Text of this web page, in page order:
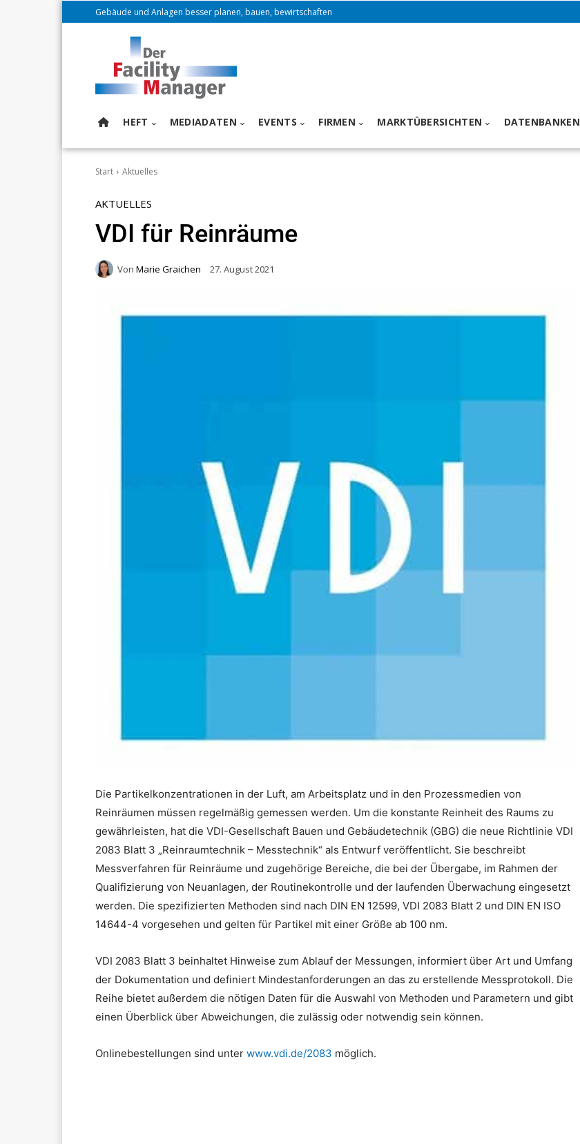
Gebäude und Anlagen besser planen, bauen, bewirtschaften
HEFT MEDIADATEN EVENTS FIRMEN MARKTÜBERSICHTEN DATENBANKEN
Start Aktuelles
AKTUELLES
VDI für Reinräume
Von Marie Graichen 27. August 2021
Die Partikelkonzentrationen in der Luft, am Arbeitsplatz und in den Prozessmedien von
Reinräumen müssen regelmäßig gemessen werden. Um die konstante Reinheit des Raums zu
gewährleisten, hat die VDI-Gesellschaft Bauen und Gebäudetechnik (GBG) die neue Richtlinie VDI
2083 Blatt 3 „Reinraumtechnik – Messtechnik“ als Entwurf veröffentlicht. Sie beschreibt
Messverfahren für Reinräume und zugehörige Bereiche, die bei der Übergabe, im Rahmen der
Qualifizierung von Neuanlagen, der Routinekontrolle und der laufenden Überwachung eingesetzt
werden. Die spezifizierten Methoden sind nach DIN EN 12599, VDI 2083 Blatt 2 und DIN EN ISO
14644-4 vorgesehen und gelten für Partikel mit einer Größe ab 100 nm.
VDI 2083 Blatt 3 beinhaltet Hinweise zum Ablauf der Messungen, informiert über Art und Umfang
der Dokumentation und definiert Mindestanforderungen an das zu erstellende Messprotokoll. Die
Reihe bietet außerdem die nötigen Daten für die Auswahl von Methoden und Parametern und gibt
einen Überblick über Abweichungen, die zulässig oder notwendig sein können.
Onlinebestellungen sind unter www.vdi.de/2083 möglich.